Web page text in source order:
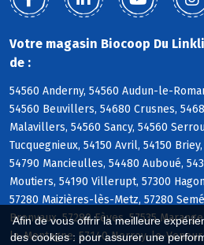
Afin de vous offrir la meilleure
des cookies : pour assurer une
Votre magasin Biocoop Du
de :
54560 Anderny, 54560 Audun-le-
54560 Beuvillers, 54680 Crusnes,
Malavillers, 54560 Sancy, 54560
Tucquegnieux, 54150 Avril, 54150
54790 Mancieulles, 54480 Auboué,
Moutiers, 54190 Villerupt, 57300
57280 Maizières-lès-Metz, 57280
Bronvaux, 57280 Fèves, 57535
la-Montagne, 57140 Norroy-le-Veneur